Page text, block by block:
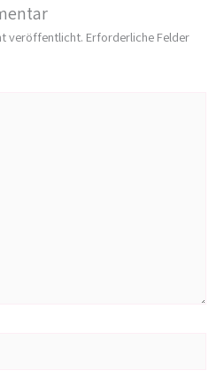
veröffentlicht. Erforderliche Felder